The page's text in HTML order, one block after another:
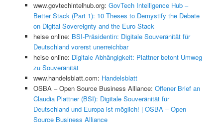
www.govtechintelhub.org: GovTech Intelligence Hub –
Better Stack (Part 1): 10 Theses to Demystify the Debate
on Digital Sovereignty and the Euro Stack
heise online: BSI-Präsidentin: Digitale Souveränität für
Deutschland vorerst unerreichbar
heise online: Digitale Abhängigkeit: Plattner betont Umweg
zu Souveränität
www.handelsblatt.com: Handelsblatt
OSBA – Open Source Business Alliance: Offener Brief an
Claudia Plattner (BSI): Digitale Souveränität für
Deutschland und Europa ist möglich! | OSBA – Open
Source Business Alliance